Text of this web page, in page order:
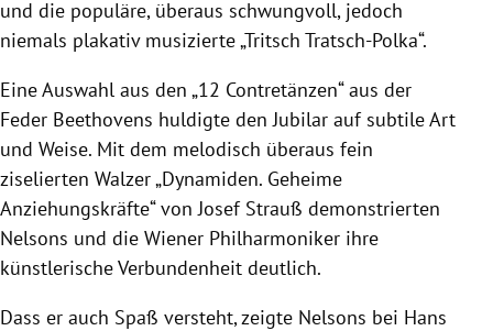
und die populäre, überaus schwungvoll, jedoch
niemals plakativ musizierte „Tritsch Tratsch-Polka“.
Eine Auswahl aus den „12 Contretänzen“ aus der
Feder Beethovens huldigte den Jubilar auf subtile Art
und Weise. Mit dem melodisch überaus fein
ziselierten Walzer „Dynamiden. Geheime
Anziehungskräfte“ vonJosef Strauß demonstrierten
Nelsons und die Wiener Philharmoniker ihre
künstlerische Verbundenheit deutlich.
Dass er auch Spaß versteht, zeigte Nelsons bei Hans